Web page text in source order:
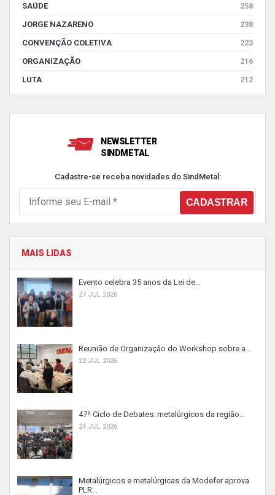
SAÚDE
258
JORGE NAZARENO
238
CONVENÇÃO COLETIVA
223
ORGANIZAÇÃO
216
LUTA
212
NEWSLETTER
SINDMETAL
Cadastre-se receba novidades do SindMetal:
MAIS LIDAS
Evento celebra 35 anos da Lei de...
27 JUL 2026
Reunião de Organização do Workshop sobre a...
22 JUL 2026
47º Ciclo de Debates: metalúrgicos da região...
24 JUL 2026
Metalúrgicos e metalúrgicas da Modefer aprova
PLR...